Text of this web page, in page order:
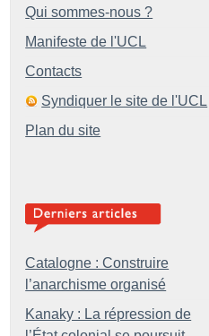
Qui sommes-nous ?
Manifeste de l'UCL
Contacts
Syndiquer le site de l'UCL
Plan du site
Catalogne : Construire
l’anarchisme organisé
Kanaky : La répression de